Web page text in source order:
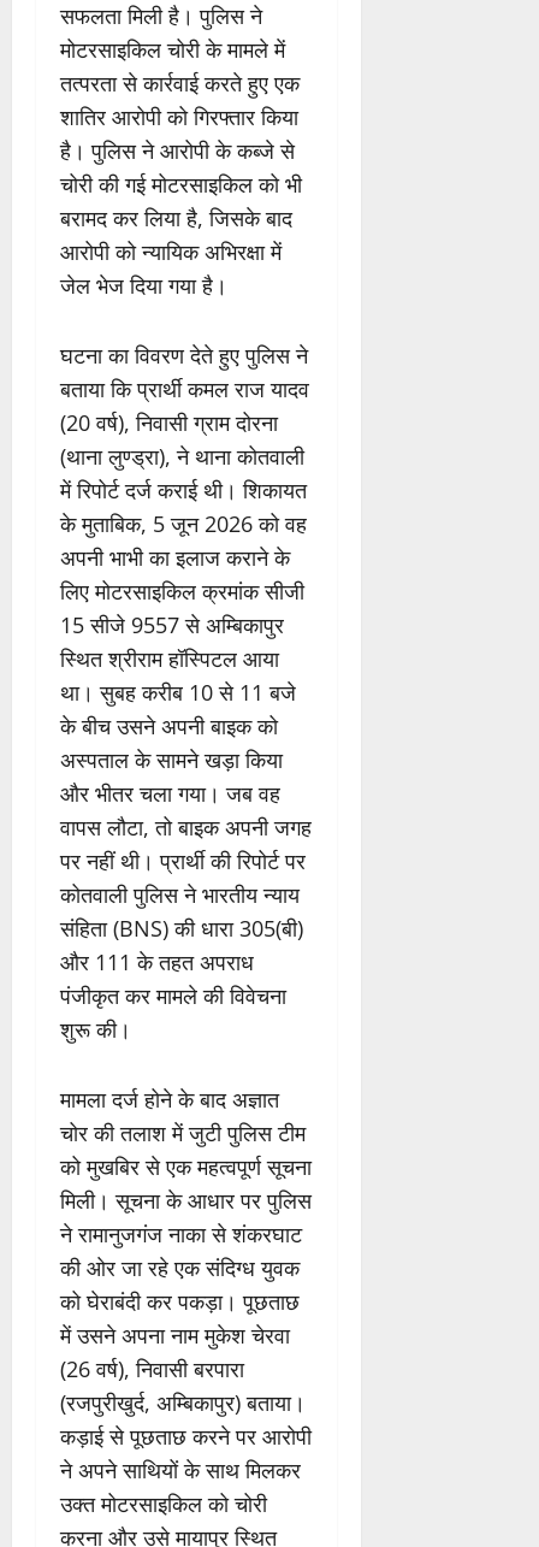
सफलता मिली है। पुलिस ने
मोटरसाइकिल चोरी के मामले में
तत्परता से कार्रवाई करते हुए एक
शातिर आरोपी को गिरफ्तार किया
है। पुलिस ने आरोपी के कब्जे से
चोरी की गई मोटरसाइकिल को भी
बरामद कर लिया है, जिसके बाद
आरोपी को न्यायिक अभिरक्षा में
जेल भेज दिया गया है।
घटना का विवरण देते हुए पुलिस ने
बताया कि प्रार्थी कमल राज यादव
(20 वर्ष), निवासी ग्राम दोरना
(थाना लुण्ड्रा), ने थाना कोतवाली
में रिपोर्ट दर्ज कराई थी। शिकायत
के मुताबिक, 5 जून 2026 को वह
अपनी भाभी का इलाज कराने के
लिए मोटरसाइकिल क्रमांक सीजी
15 सीजे 9557 से अम्बिकापुर
स्थित श्रीराम हॉस्पिटल आया
था। सुबह करीब 10 से 11 बजे
के बीच उसने अपनी बाइक को
अस्पताल के सामने खड़ा किया
और भीतर चला गया। जब वह
वापस लौटा, तो बाइक अपनी जगह
पर नहीं थी। प्रार्थी की रिपोर्ट पर
कोतवाली पुलिस ने भारतीय न्याय
संहिता (BNS) की धारा 305(बी)
और 111 के तहत अपराध
पंजीकृत कर मामले की विवेचना
शुरू की।
मामला दर्ज होने के बाद अज्ञात
चोर की तलाश में जुटी पुलिस टीम
को मुखबिर से एक महत्वपूर्ण सूचना
मिली। सूचना के आधार पर पुलिस
ने रामानुजगंज नाका से शंकरघाट
की ओर जा रहे एक संदिग्ध युवक
को घेराबंदी कर पकड़ा। पूछताछ
में उसने अपना नाम मुकेश चेरवा
(26 वर्ष), निवासी बरपारा
(रजपुरीखुर्द, अम्बिकापुर) बताया।
कड़ाई से पूछताछ करने पर आरोपी
ने अपने साथियों के साथ मिलकर
उक्त मोटरसाइकिल को चोरी
करना और उसे मायापुर स्थित